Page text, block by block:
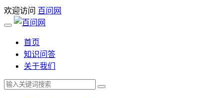
欢迎访问 百问网
首页
知识问答
关于我们